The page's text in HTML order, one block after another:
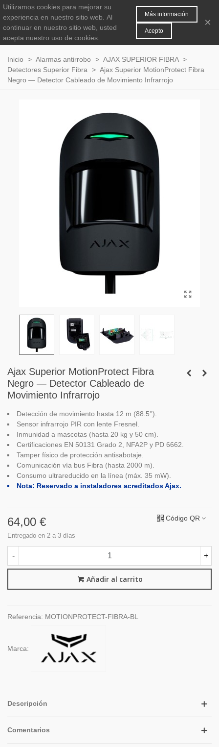
0
Inicio > Alarmas antirrobo > AJAX SUPERIOR FIBRA >
Detectores Superior Fibra
> Ajax Superior MotionProtect Fibra
Negro — Detector Cableado de Movimiento Infrarrojo
Ajax Superior MotionProtect Fibra
Negro — Detector Cableado de
Movimiento Infrarrojo
Detección de movimiento hasta 12 m (88.5°).
Sensor infrarrojo PIR con lente Fresnel.
Inmunidad a mascotas (hasta 20 kg y 50 cm).
Certificaciones EN 50131 Grado 2, NFA2P y PD 6662.
Tamper físico de protección antisabotaje.
Comunicación vía bus Fibra (hasta 2000 m).
Consumo ultrareducido en la línea (máx. 35 mW).
Nota: Reservado a instaladores acreditados Ajax.
64,00 €
Entregado en 2 a 3 días
Código QR
- +
Añadir al carrito
Referencia: MOTIONPROTECT-FIBRA-BL
Marca:
Descripción
Comentarios
Utilizamos cookies para mejorar su
experiencia en nuestro sitio web. Al
continuar en nuestro sitio web, usted
acepta nuestro uso de cookies.
Más información
Acepto
×